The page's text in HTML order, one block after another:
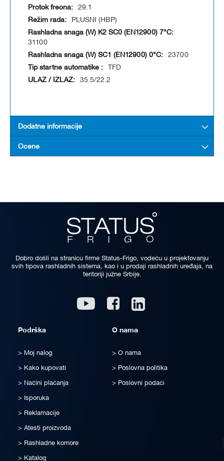
29.1
PLUSNI (HBP)
31100
23700
TFD
35.5/22.2
Dodatne informacije
Ocene
Dobro došli na stranicu firme Status-Frigo, vodeću u projektovanju
svih tipova rashladnih sistema, kao i u prodaji rashladnih uređaja, na
teritoriji južne Srbije.
Youtube Facebook
Podrška
Moj nalog
Kako kupovati
Načini plaćanja
Isporuka
Reklamacije
Atesti proizvoda
Rashladne komore
Katalog
O nama
O nama
Poslovna politika
Poslovni podaci